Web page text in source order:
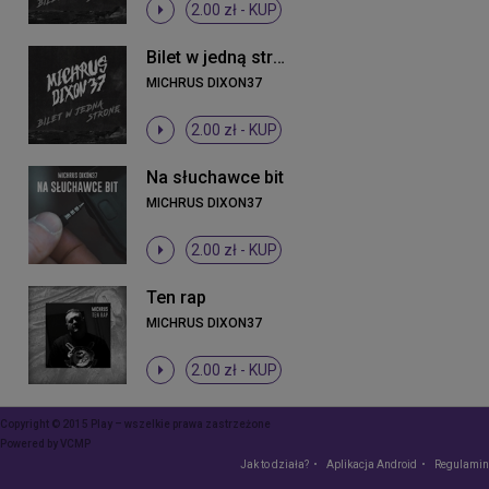
2.00 zł - KUP
Bilet w jedną stronę
MICHRUS DIXON37
2.00 zł - KUP
Na słuchawce bit
MICHRUS DIXON37
2.00 zł - KUP
Ten rap
MICHRUS DIXON37
2.00 zł - KUP
Copyright © 2015 Play – wszelkie prawa zastrzeżone
Powered byVCMP
Jak to działa?
Aplikacja Android Regulamin